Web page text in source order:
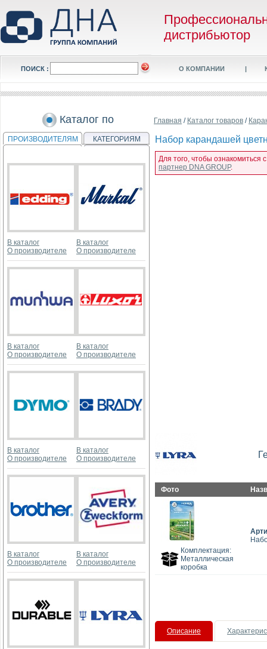
дистрибьютор
ПОИСК : О КОМПАНИИ |
Каталог по
ПРОИЗВОДИТЕЛЯМ КАТЕГОРИЯМ
В каталог
О производителе
В каталог
О производителе
В каталог
О производителе
В каталог
О производителе
В каталог
О производителе
В каталог
О производителе
В каталог
О производителе
В каталог
О производителе
Главная / Каталог товаров /
Набор карандашей
Для того, чтобы
партнер DNA GROUP.
Фото
Комплектация:
Металлическая
коробка
Описание